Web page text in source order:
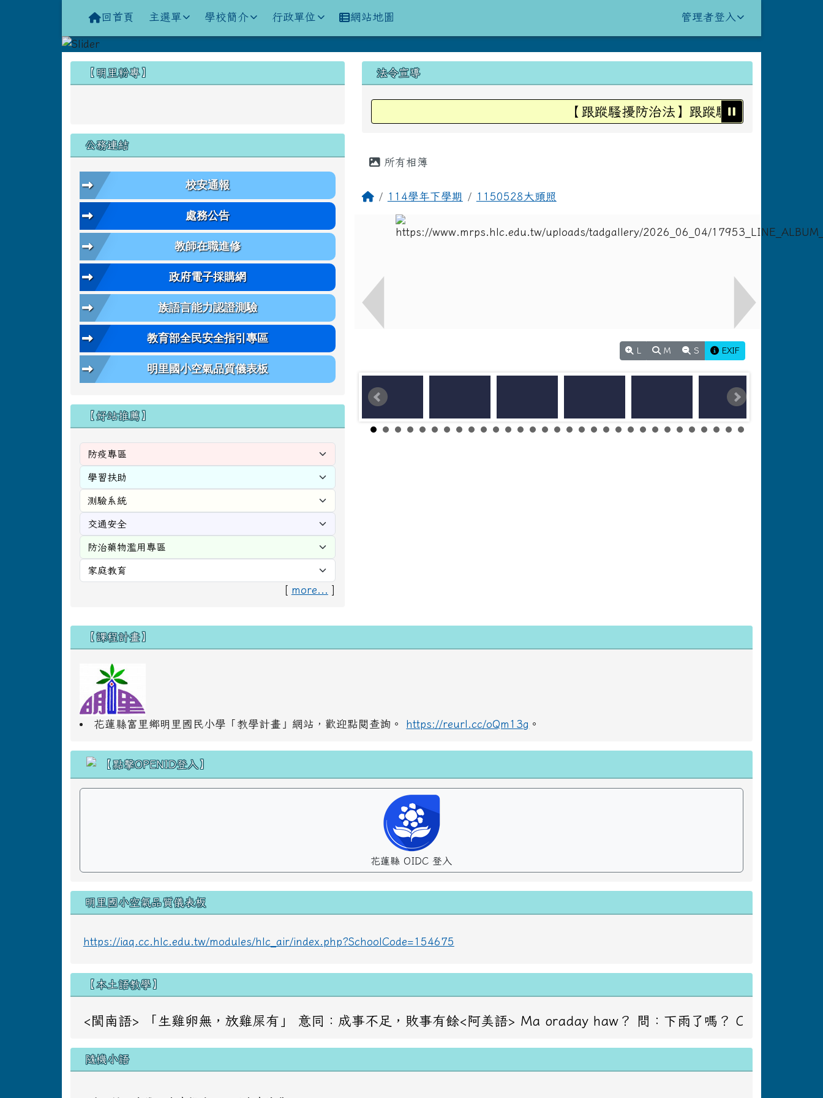
花蓮縣立明里國小全球資訊網
回首頁 主選單 學校簡介 行政單位 網站地圖 管理者登入
左邊區域內容
【明里粉專】
公務連結
校安通報
處務公告
教師在職進修
政府電子採購網
族語言能力認證測驗
教育部全民安全指引專區
明里國小空氣品質儀表板
【好站推薦】
[ more...
上中區域內容
法令宣導
【跟蹤騷擾防治法】跟蹤騷擾不是愛，是
主內容區域
所有相簿
回首頁114學年下學期 1150528大頭照
M S EXIF
右邊區域內容
【課程計畫】
花蓮縣富里鄉明里國民小學「教學計畫」網站，歡迎點閱查詢。 https://reurl.cc/oQm13g 。
花蓮縣 OIDC 登入
明里國小空氣品質儀表板
https://iaq.cc.hlc.edu.tw/modules/hlc_air/index.php?SchoolCode=154675
【本土語教學】
<閩南語> 「生雞卵無，放雞屎有」 意同：成事不足，敗事有餘<阿美語> Ma oraday haw？ 問：下雨了嗎？ Caay
隨機小語
頁尾區域